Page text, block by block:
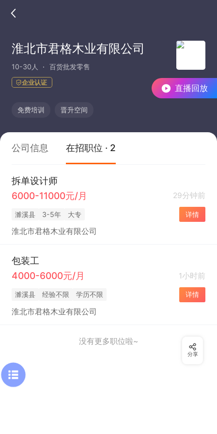
直播回放
淮北市君格木业有限公司
10-30人 百货批发零售
企业认证
免费培训 晋升空间
公司信息 在招职位 · 2
拆单设计师
6000-11000元/月
29分钟前
濉溪县 3-5年 大专 详情
淮北市君格木业有限公司
包装工
4000-6000元/月
1小时前
濉溪县 经验不限 学历不限 详情
淮北市君格木业有限公司
没有更多职位啦~
分享